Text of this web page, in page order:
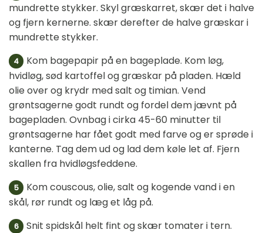
mundrette stykker. Skyl græskarret, skær det i halve
og fjern kernerne. skær derefter de halve græskar i
mundrette stykker.
4
Kom bagepapir på en bageplade. Kom løg,
hvidløg, sød kartoffel og græskar på pladen. Hæld
olie over og krydr med salt og timian. Vend
grøntsagerne godt rundt og fordel dem jævnt på
bagepladen. Ovnbag i cirka 45-60 minutter til
grøntsagerne har fået godt med farve og er sprøde i
kanterne. Tag dem ud og lad dem køle let af. Fjern
skallen fra hvidløgsfeddene.
5
Kom couscous, olie, salt og kogende vand i en
skål, rør rundt og læg et låg på.
6
Snit spidskål helt fint og skær tomater i tern.